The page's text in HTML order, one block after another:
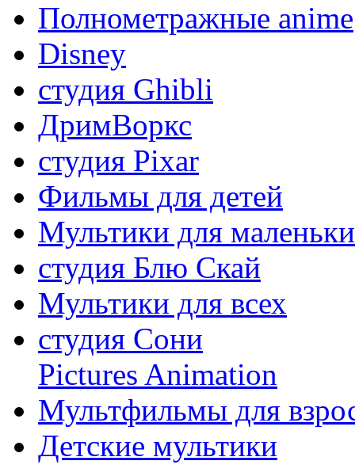
Полнометражные anime
Disney
студия Ghibli
ДримВоркс
студия Pixar
Фильмы для детей
Мультики для
студия Блю Скай
Мультики для всех
студия Сони
Pictures Animation
Мультфильмы для
Детские мультики